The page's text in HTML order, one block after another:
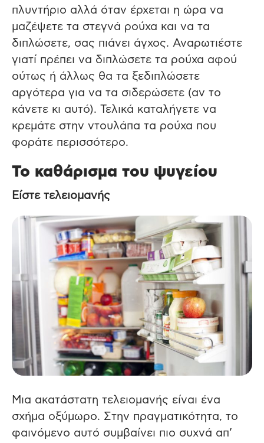
πλυντήριο αλλά όταν έρχεται η ώρα να
μαζέψετε τα στεγνά ρούχα και να τα
διπλώσετε, σας πιάνει άγχος. Αναρωτιέστε
γιατί πρέπει να διπλώσετε τα ρούχα αφού
ούτως ή άλλως θα τα ξεδιπλώσετε
αργότερα για να τα σιδερώσετε (αν το
κάνετε κι αυτό). Τελικά καταλήγετε να
κρεμάτε στην ντουλάπα τα ρούχα που
φοράτε περισσότερο.
Το καθάρισμα του ψυγείου
Είστε τελειομανής
Μια ακατάστατη τελειομανής είναι ένα
σχήμα οξύμωρο. Στην πραγματικότητα, το
φαινόμενο αυτό συμβαίνει πιο συχνά απ’